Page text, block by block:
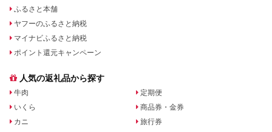
ふるさと本舗
ヤフーのふるさと納税
マイナビふるさと納税
ポイント還元キャンペーン
人気の返礼品から探す
牛肉
いくら
カニ
定期便
商品券・金券
旅行券